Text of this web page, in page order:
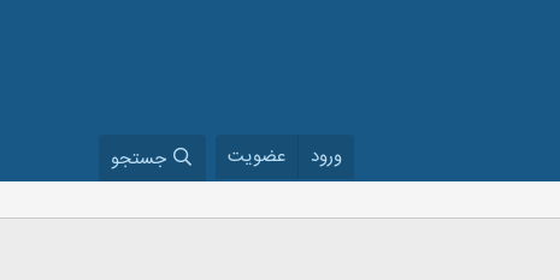
ورود عضویت جستجو